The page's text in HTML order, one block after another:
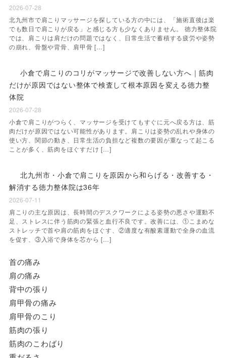
2026-07-28
北九州市で肩こりマッサージを探している方の中には、「施術直後は楽
でも数日で肩こりが戻る」と感じる方も少なくありません。 徳力整体院
では、肩こりは肩だけの問題ではなく、日常生活で蓄積する疲労や姿勢
の崩れ、骨盤や背骨、肩甲骨 […]
小倉で肩こりのコリがマッサージで改善しない方へ｜筋肉
だけが原因ではない整体で検査して根本原因を変える徳力整
体院
2026-07-28
小倉で肩こりがつらく、マッサージを受けてもすぐに元へ戻る方は、筋
肉だけが原因ではない可能性があります。肩こりは姿勢の乱れや身体の
使い方、関節の動き、日常生活の負担など複数の要因が重なって起こる
ことが多く、筋肉をほぐすだけ […]
北九州市・小倉で肩こりを原因から和らげる・改善する・
解消する徳力整体院は36年
2026-07-11
肩こりの主な原因は、長時間のデスクワークによる姿勢の悪さや運動不
足、ストレスに伴う筋肉の緊張と血行不良です。改善には、①こまめな
ストレッチで首や肩の筋肉をほぐす、②適度な有酸素運動で全身の血流
を促す、③入浴で身体を芯から […]
首の痛み
肩の痛み
背中の張り
肩甲骨の痛み
肩甲骨のこり
筋肉の張り
筋肉のこわばり